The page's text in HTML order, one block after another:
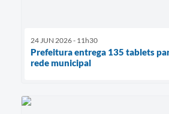
24 JUN 2026 - 11h30
Prefeitura entrega 135 tablets
rede municipal